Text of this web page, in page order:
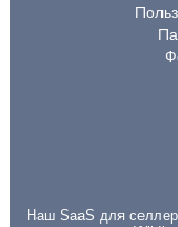
Наш SaaS для